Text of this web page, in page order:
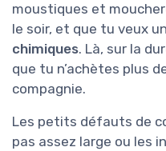
moustiques et
le soir, et que tu veux
chimiques. Là, sur la
que tu n’achètes plus
compagnie.
Les petits défauts de
pas assez large ou les